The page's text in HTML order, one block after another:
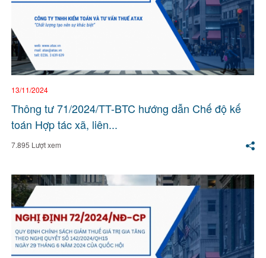
13/11/2024
Thông tư 71/2024/TT-BTC hướng dẫn Chế độ kế
toán Hợp tác xã, liên...
7.895 Lượt xem